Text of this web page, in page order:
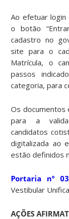
Ao efetuar login
o botão
cadastro no
site para o
Matrícula, o
passos
categoria, para
Os documentos
para a
candidatos
digitalizada ao
estão definidos
Portaria nº 03/
Vestibular
AÇÕES